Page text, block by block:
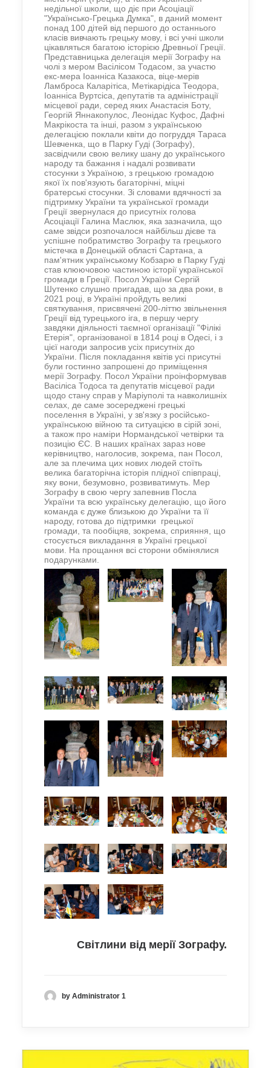
недільної школи, що діє при Асоціації
"Українсько-Грецька Думка", в даний момент
понад 100 дітей від першого до останнього
класів вивчають грецьку мову, і всі учні школи
цікавляться багатою історією Древньої Греції.
Представницька делегація мерії Зографу на
чолі з мером Васілісом Тодасом, за участю
екс-мера Іоанніса Казакоса, віце-мерів
Ламброса Каларітіса, Метікарідіса Теодора,
Іоанніса Вуртсіса, депутатів та адміністрації
місцевої ради, серед яких Анастасія Боту,
Георгій Яннакопулос, Леонідас Куфос, Дафні
Макрікоста та інші, разом з українською
делегацією поклали квіти до погруддя Тараса
Шевченка, що в Парку Гуді (Зографу),
засвідчили свою велику шану до українського
народу та бажання і надалі розвивати
стосунки з Україною, з грецькою громадою
якої їх пов'язують багаторічні, міцні
братерські стосунки. Зі словами вдячності за
підтримку України та української громади
Греції звернулася до присутніх голова
Асоціації Галина Маслюк, яка зазначила, що
саме звідси розпочалося найбільш дієве та
успішне побратимство Зографу та грецького
містечка в Донецькій області Сартана, а
пам'ятник українському Кобзарю в Парку Гуді
став клюючовою частиною історії української
громади в Греції. Посол України Сергій
Шутенко слушно пригадав, що за два роки, в
2021 році, в Україні пройдуть великі
святкування, присвячені 200-літтю звільнення
Греції від турецького іга, в першу чергу
завдяки діяльності таємної організації "Філікі
Етерія", організованої в 1814 році в Одесі, і з
цієї нагоди запросив усіх присутніх до
України. Після покладання квітів усі присутні
були гостинно запрошені до приміщення
мерії Зографу. Посол України проінформував
Васіліса Тодоса та депутатів місцевої ради
щодо стану справ у Маріуполі та навколишніх
селах, де саме зосереджені грецькі
поселення в Україні, у зв'язку з російсько-
українською війною та ситуацією в сірій зоні,
а також про наміри Нормандської четвірки та
позицію ЄС. В наших країнах зараз нове
керівництво, наголосив, зокрема, пан Посол,
але за плечима цих нових людей стоїть
велика багаторічна історія плідної співпраці,
яку вони, безумовно, розвиватимуть. Мер
Зографу в свою чергу запевнив Посла
України та всю українську делегацію, що його
команда є дуже близькою до України та її
народу, готова до підтримки грецької
громади, та пообіцяв, зокрема, сприяння, що
стосується викладання в Україні грецької
мови. На прощання всі сторони обмінялися
подарунками.
Світлини від мерії Зографу.
by Administrator 1